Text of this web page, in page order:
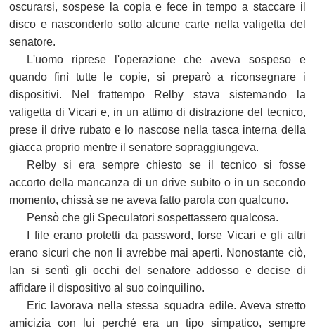
oscurarsi, sospese la copia e fece in tempo a staccare il
disco e nasconderlo sotto alcune carte nella valigetta del
senatore.
L'uomo riprese l'operazione che aveva sospeso e
quando finì tutte le copie, si preparò a riconsegnare i
dispositivi. Nel frattempo Relby stava sistemando la
valigetta di Vicari e, in un attimo di distrazione del tecnico,
prese il drive rubato e lo nascose nella tasca interna della
giacca proprio mentre il senatore sopraggiungeva.
Relby si era sempre chiesto se il tecnico si fosse
accorto della mancanza di un drive subito o in un secondo
momento, chissà se ne aveva fatto parola con qualcuno.
Pensò che gli Speculatori sospettassero qualcosa.
I file erano protetti da password, forse Vicari e gli altri
erano sicuri che non li avrebbe mai aperti. Nonostante ciò,
Ian si sentì gli occhi del senatore addosso e decise di
affidare il dispositivo al suo coinquilino.
Eric lavorava nella stessa squadra edile. Aveva stretto
amicizia con lui perché era un tipo simpatico, sempre